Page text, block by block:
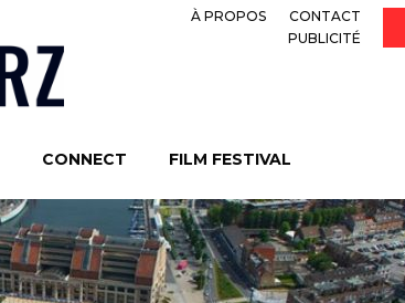
À PROPOS
CONTACT
PUBLICITÉ
CONNECT FILM FESTIVAL